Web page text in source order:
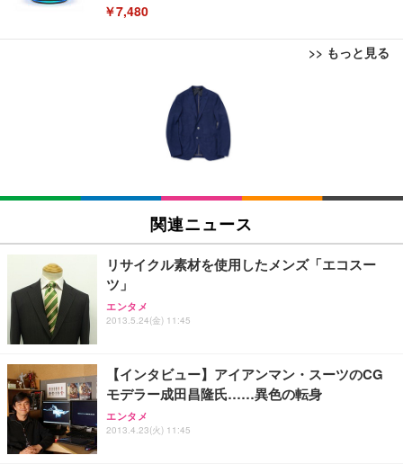
￥7,480
>> もっと見る
[EdoErgo] オフィスチェア 椅子 テレワーク 疲れな
い 跳ね上げ式アームレスト コンパクト 約105度ロッ
キング pc 事務椅子 360度回転 座面昇降 強化ナイロ
ン樹脂ベース 通気性メッシュ 在宅ワーク H-WY01
(黒網+黒枠+黒足)
SIHOO B100 オフィスチェア／デスクチェア メッシ
ュチェア 人間工学 疲れない ブラック
￥27,999
Sezlife オフィスチェア デスクチェア 疲れない テレ
ワーク チェア 強化バックレスト 30度ロッキング機
能 人間工学 椅子 腰サポート 90度跳ね上げ式アーム
務用 おしゃれ パソコンチェア (ブラック)
Sezlife オフィスチェア デスクチェア 疲れない テレ
ワーク チェア 強化バックレスト 30度ロッキング機
能 人間工学 椅子 腰サポート 90度跳ね上げ式アーム
EIZO ビジネス向けプレミアムモニター | FlexScan
EV3240X-WT | 31.5型4K UHD・USB Type-C・ホワ
EIZO ビジネス向けプレミアムモニター | FlexScan
【純正品】27"ゲーミングモニター DualSense 充電
フック付き（CFI-ZDM1J）
【整備済み品】Dell E2724HS 27インチ 液晶モニタ
ー フルHD（1920×1080）VA 非光沢 HDMI/DisplayP
ort/VGA スピーカー内蔵 高さ調整 スイベル VESA対
Amazonベーシック ペットシーツ 薄型 レギュラー 1
回使い捨て 無香料 ホワイト 300枚
Amazonベーシック ペットシーツ 厚型 ワイド 42枚
x2袋(84枚) ホワイト(吸収面:ライトブルー)
￥3,234
ネオ・ルーライフ ネオ・オムツ L 中型犬用 26枚入
り 単品
Smart Basic(スマートベーシック) 【Amazon.co.jp
限定】 Smart Basic アイリスオーヤマ ペットシーツ
超厚型 お徳用 ワイド 100枚入 (x 1) (ケース販売)
関連ニュース
リサイクル素材を使用したメンズ「エコスー
ツ」
エンタメ
2013.5.24(金) 11:45
【インタビュー】アイアンマン・スーツのCG
モデラー成田昌隆氏……異色の転身
エンタメ
2013.4.23(火) 11:45